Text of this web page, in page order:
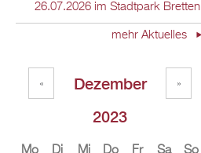
26.07.2026 im Stadtpark Bretten
mehr Aktuelles
Dezember
2023
« »